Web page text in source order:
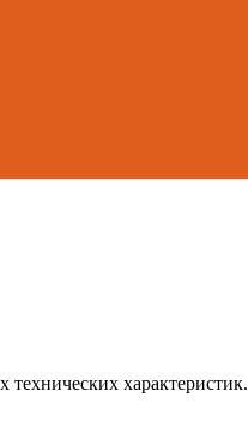
характеристик.